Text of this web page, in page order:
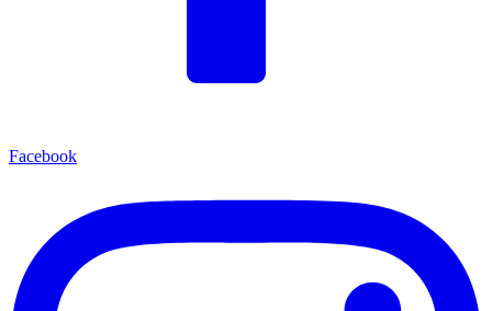
Facebook